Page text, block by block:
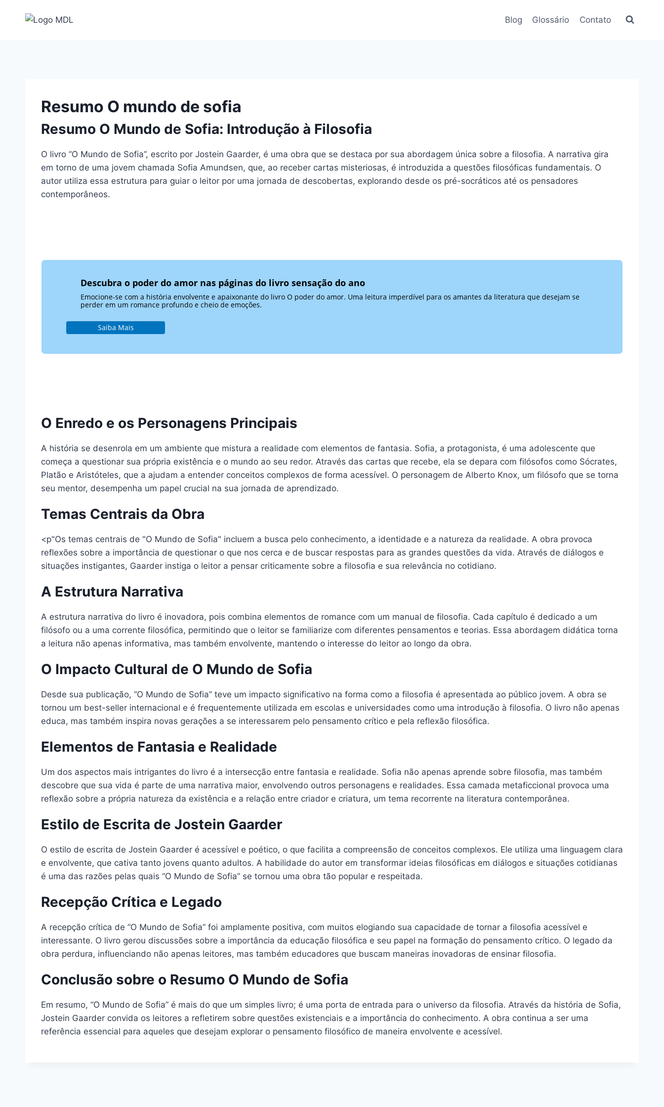
Blog Glossário Contato
Resumo O mundo de sofia
Resumo O Mundo de Sofia: Introdução à Filosofia
O livro “O Mundo de Sofia”, escrito por Jostein Gaarder, é uma obra que se destaca por sua abordagem única sobre a filosofia. A narrativa gira
em torno de uma jovem chamada Sofia Amundsen, que, ao receber cartas misteriosas, é introduzida a questões filosóficas fundamentais. O
autor utiliza essa estrutura para guiar o leitor por uma jornada de descobertas, explorando desde os pré-socráticos até os pensadores
contemporâneos.
Descubra o poder do amor nas páginas do livro sensação do ano
Emocione-se com a história envolvente e apaixonante do livro O poder do amor. Uma leitura imperdível para os amantes da literatura que desejam se
perder em um romance profundo e cheio de emoções.
Saiba Mais
O Enredo e os Personagens Principais
A história se desenrola em um ambiente que mistura a realidade com elementos de fantasia. Sofia, a protagonista, é uma adolescente que
começa a questionar sua própria existência e o mundo ao seu redor. Através das cartas que recebe, ela se depara com filósofos como Sócrates,
Platão e Aristóteles, que a ajudam a entender conceitos complexos de forma acessível. O personagem de Alberto Knox, um filósofo que se torna
seu mentor, desempenha um papel crucial na sua jornada de aprendizado.
Temas Centrais da Obra
<p"Os temas centrais de "O Mundo de Sofia" incluem a busca pelo conhecimento, a identidade e a natureza da realidade. A obra provoca
reflexões sobre a importância de questionar o que nos cerca e de buscar respostas para as grandes questões da vida. Através de diálogos e
situações instigantes, Gaarder instiga o leitor a pensar criticamente sobre a filosofia e sua relevância no cotidiano.
A Estrutura Narrativa
A estrutura narrativa do livro é inovadora, pois combina elementos de romance com um manual de filosofia. Cada capítulo é dedicado a um
filósofo ou a uma corrente filosófica, permitindo que o leitor se familiarize com diferentes pensamentos e teorias. Essa abordagem didática torna
a leitura não apenas informativa, mas também envolvente, mantendo o interesse do leitor ao longo da obra.
O Impacto Cultural de O Mundo de Sofia
Desde sua publicação, “O Mundo de Sofia” teve um impacto significativo na forma como a filosofia é apresentada ao público jovem. A obra se
tornou um best-seller internacional e é frequentemente utilizada em escolas e universidades como uma introdução à filosofia. O livro não apenas
educa, mas também inspira novas gerações a se interessarem pelo pensamento crítico e pela reflexão filosófica.
Elementos de Fantasia e Realidade
Um dos aspectos mais intrigantes do livro é a intersecção entre fantasia e realidade. Sofia não apenas aprende sobre filosofia, mas também
descobre que sua vida é parte de uma narrativa maior, envolvendo outros personagens e realidades. Essa camada metaficcional provoca uma
reflexão sobre a própria natureza da existência e a relação entre criador e criatura, um tema recorrente na literatura contemporânea.
Estilo de Escrita de Jostein Gaarder
O estilo de escrita de Jostein Gaarder é acessível e poético, o que facilita a compreensão de conceitos complexos. Ele utiliza uma linguagem clara
e envolvente, que cativa tanto jovens quanto adultos. A habilidade do autor em transformar ideias filosóficas em diálogos e situações cotidianas
é uma das razões pelas quais “O Mundo de Sofia” se tornou uma obra tão popular e respeitada.
Recepção Crítica e Legado
A recepção crítica de “O Mundo de Sofia” foi amplamente positiva, com muitos elogiando sua capacidade de tornar a filosofia acessível e
interessante. O livro gerou discussões sobre a importância da educação filosófica e seu papel na formação do pensamento crítico. O legado da
obra perdura, influenciando não apenas leitores, mas também educadores que buscam maneiras inovadoras de ensinar filosofia.
Conclusão sobre o Resumo O Mundo de Sofia
Em resumo, “O Mundo de Sofia” é mais do que um simples livro; é uma porta de entrada para o universo da filosofia. Através da história de Sofia,
Jostein Gaarder convida os leitores a refletirem sobre questões existenciais e a importância do conhecimento. A obra continua a ser uma
referência essencial para aqueles que desejam explorar o pensamento filosófico de maneira envolvente e acessível.